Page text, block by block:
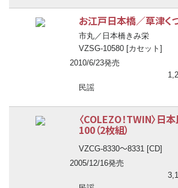
お江戸日本橋／草津く
市丸／日本橋きみ栄
VZSG-10580 [カセット]
2010/6/23発売
民謡
〈COLEZO！TWIN〉日
100（2枚組）
VZCG-8330〜8331 [CD]
2005/12/16発売